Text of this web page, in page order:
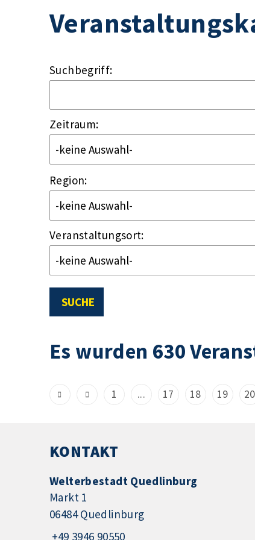
Suchbegriff:
Zeitraum:
Region:
Veranstaltungsort:
SUCHE
Es wurden 630
1 ... 17 18 19 20
KONTAKT
Welterbestadt Quedlinburg
Markt 1
06484 Quedlinburg
+49 3946 90550